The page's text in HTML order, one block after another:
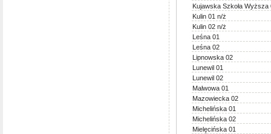
Kujawska Szkoła Wyższa
Kulin 01 n/ż
Kulin 02 n/ż
Leśna 01
Leśna 02
Lipnowska 02
Lunewil 01
Lunewil 02
Malwowa 01
Mazowiecka 02
Michelińska 01
Michelińska 02
Mielęcińska 01